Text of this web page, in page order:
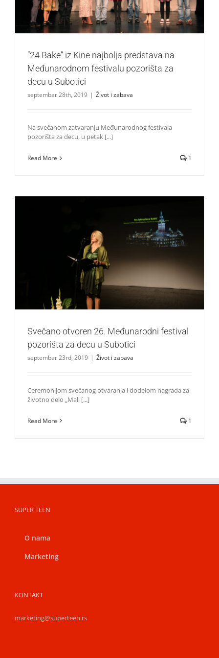
“24 Bake” iz Kine najbolja predstava na
Međunarodnom festivalu pozorišta za
decu u Subotici
septembar 28th, 2019 | Život i zabava
Na svečanom zatvaranju Međunarodnog festivala
pozorišta za decu, u petak [...]
Read More 1
Svečano otvoren 26. Međunarodni festival pozorišta za
decu u Subotici
Život i zabava
Svečano otvoren 26. Međunarodni festival
pozorišta za decu u Subotici
septembar 23rd, 2019 | Život i zabava
Ceremonijom svečanog otvaranja i dodelom nagrada za
životno delo „Mali [...]
Read More 1
SUPER TEEN
O nama
Marketing
KONTAKT
marketing@superteen.rs